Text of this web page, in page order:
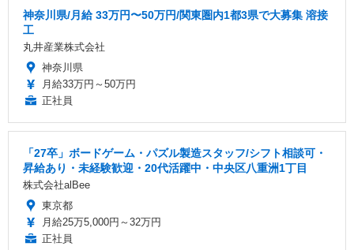
神奈川県/月給 33万円〜50万円/関東圏内1都3県で大募集 溶接
工
丸井産業株式会社
神奈川県
月給33万円～50万円
正社員
「27卒」ボードゲーム・パズル製造スタッフ/シフト相談可・
昇給あり・未経験歓迎・20代活躍中・中央区八重洲1丁目
株式会社alBee
東京都
月給25万5,000円～32万円
正社員